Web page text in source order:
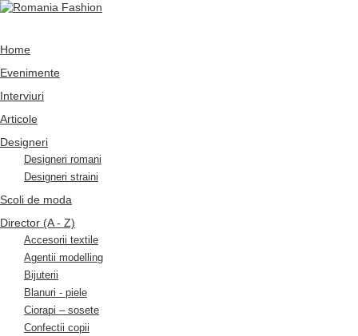
Home
Evenimente
Interviuri
Articole
Designeri
Designeri romani
Designeri straini
Scoli de moda
Director (A - Z)
Accesorii textile
Agentii modelling
Bijuterii
Blanuri - piele
Ciorapi – sosete
Confectii copii